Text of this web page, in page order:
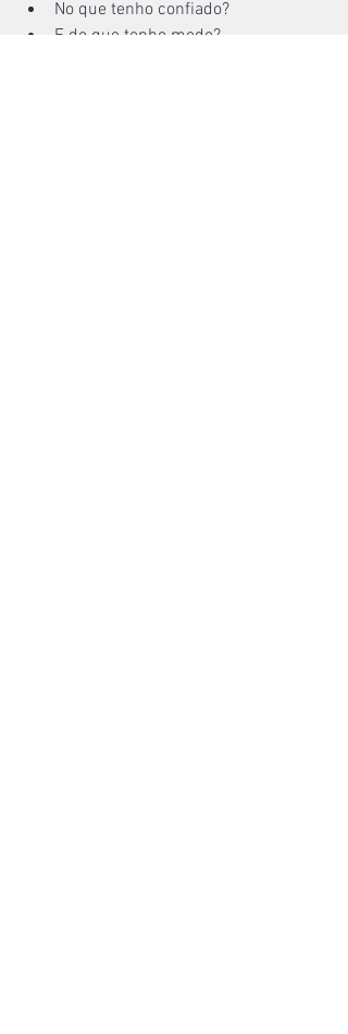
No que tenho confiado?
E do que tenho medo?